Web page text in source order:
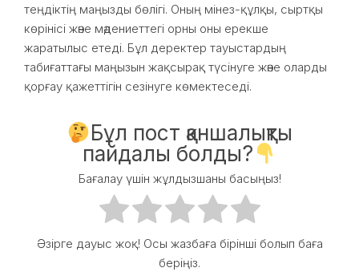
теңдіктің маңызды бөлігі. Оның мінез-құлқы, сыртқы
көрінісі және мәдениеттегі орны оны ерекше
жаратылыс етеді. Бұл деректер тауыстардың
табиғаттағы маңызын жақсырақ түсінуге және оларды
қорғау қажеттігін сезінуге көмектеседі.
Бұл пост қаншалықты
пайдалы болды?
Бағалау үшін жұлдызшаны басыңыз!
Әзірге дауыс жоқ! Осы жазбаға бірінші болып баға
беріңіз.